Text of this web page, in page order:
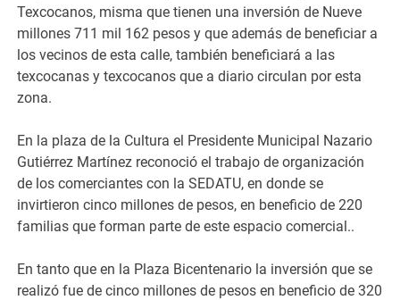
Texcocanos, misma que tienen una inversión de Nueve
millones 711 mil 162 pesos y que además de beneficiar a
los vecinos de esta calle, también beneficiará a las
texcocanas y texcocanos que a diario circulan por esta
zona.
En la plaza de la Cultura el Presidente Municipal Nazario
Gutiérrez Martínez reconoció el trabajo de organización
de los comerciantes con la SEDATU, en donde se
invirtieron cinco millones de pesos, en beneficio de 220
familias que forman parte de este espacio comercial..
En tanto que en la Plaza Bicentenario la inversión que se
realizó fue de cinco millones de pesos en beneficio de 320